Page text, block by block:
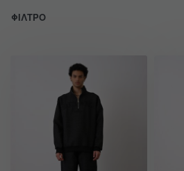
ΦΙΛΤΡΟ